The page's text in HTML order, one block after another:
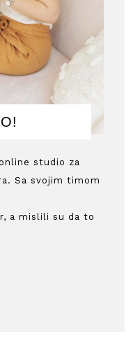
studio za
Sa svojim timom
a mislili su da to